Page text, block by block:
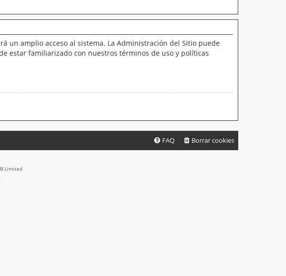
un amplio acceso al sistema. La Administración del Sitio puede
estar familiarizado con nuestros términos de uso y políticas
Borrar cookies
FAQ
Limited